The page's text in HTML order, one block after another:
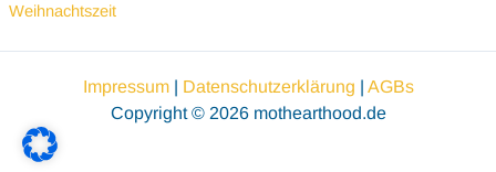
Weihnachtszeit
Impressum| Datenschutzerklärung | AGBs
Copyright © 2026 mothearthood.de